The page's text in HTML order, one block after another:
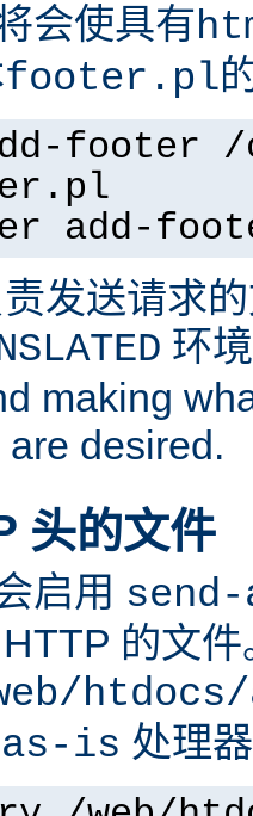
会使具有
footer.pl
footer
add-
发送请求
环
making
desired.
头的文件
启用
的文
as-is 处理